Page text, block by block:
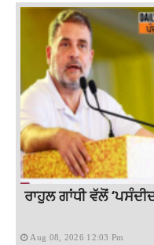
ਰਾਹੁਲ ਗਾਂਧੀ ਵੱਲੋਂ
Aug 08, 2026 12:03 Pm